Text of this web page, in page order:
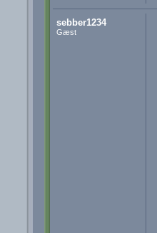
sebber1234
Gæst